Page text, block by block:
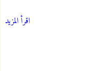
اقرأ المزيد